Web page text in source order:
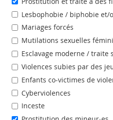
Lesbophobie / biphobie et/
Mariages forcés
Mutilations sexuelles
Esclavage moderne / traite
Violences subies par des
Enfants co-victimes de
Cyberviolences
Inceste